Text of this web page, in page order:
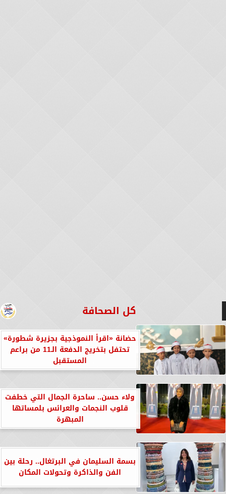
كل الصحافة
حضانة «اقرأ النموذجية بجزيرة شطورة»
تحتفل بتخريج الدفعة الـ11 من براعم
المستقبل
ولاء حسن.. ساحرة الجمال التي خطفت
قلوب النجمات والعرائس بلمساتها
المبهرة
بسمة السليمان في البرتغال.. رحلة بين
الفن والذاكرة وتحولات المكان